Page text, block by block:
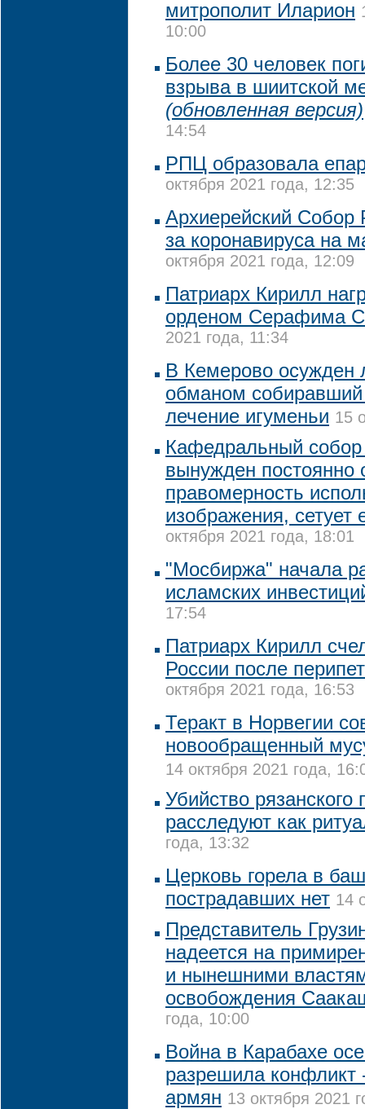
митрополит Иларион
10:00
Более 30 человек
взрыва в шиитской
(обновленная версия)
14:54
РПЦ образовала
октября 2021 года, 12:35
Архиерейский
за коронавируса на
октября 2021 года, 12:09
Патриарх Кирилл
орденом Серафима
2021 года, 11:34
В Кемерово осужден
обманом
лечение игуменьи 15
Кафедральный собор
вынужден постоянно
правомерность
изображения, сетует
октября 2021 года, 18:01
"Мосбиржа" начала
исламских
17:54
Патриарх Кирилл
России после
октября 2021 года, 16:53
Теракт в Норвегии
новообращенный
14 октября 2021 года,
Убийство рязанского
расследуют как
года, 13:32
Церковь горела в
пострадавших нет 14
Представитель
надеется на
и нынешними
освобождения
года, 10:00
Война в Карабахе
разрешила конфликт
армян 13 октября 2021